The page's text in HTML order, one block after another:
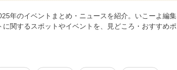
年のイベントまとめ・ニュースを紹介。いこーよ編集
関するスポットやイベントを、見どころ・おすすめポ